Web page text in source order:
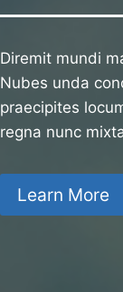
Diremit mundi
Nubes unda
praecipites
regna nunc
Learn More